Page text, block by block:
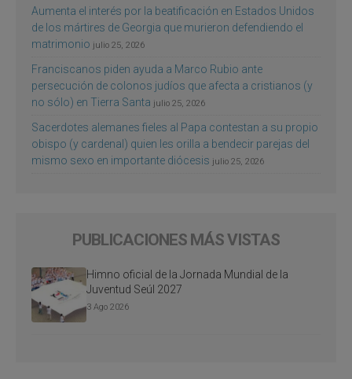
Aumenta el interés por la beatificación en Estados Unidos
de los mártires de Georgia que murieron defendiendo el
matrimonio julio 25, 2026
Franciscanos piden ayuda a Marco Rubio ante
persecución de colonos judíos que afecta a cristianos (y
no sólo) en Tierra Santa julio 25, 2026
Sacerdotes alemanes fieles al Papa contestan a su propio
obispo (y cardenal) quien les orilla a bendecir parejas del
mismo sexo en importante diócesis julio 25, 2026
PUBLICACIONES MÁS VISTAS
Himno oficial de la Jornada Mundial de la
Juventud Seúl 2027
3 Ago 2026